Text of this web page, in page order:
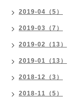
2019-04（5）
2019-03（7）
2019-02（13）
2019-01（13）
2018-12（3）
2018-11（5）